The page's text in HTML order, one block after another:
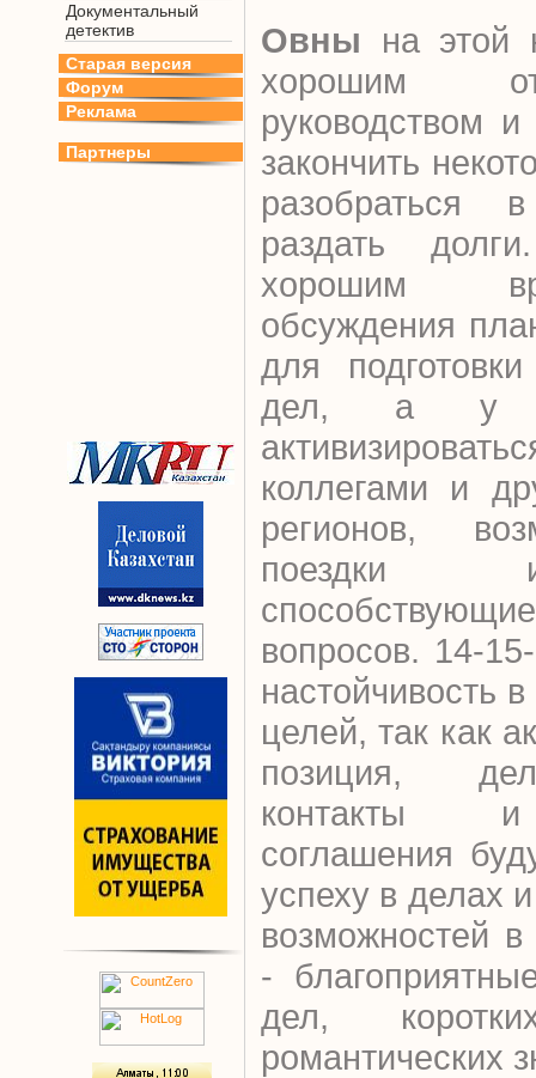
Документальный
детектив
Старая версия
Форум
Реклама
Партнеры
Овны на этой
хорошим
руководством и
закончить
разобраться
раздать
хорошим
обсуждения
для
дел, а у
коллегами и
регионов,
поездки
вопросов. 14-
настойчивость
целей, так как
позиция,
контакты и
соглашения
успеху в делах
возможностей
-
дел,
романтических